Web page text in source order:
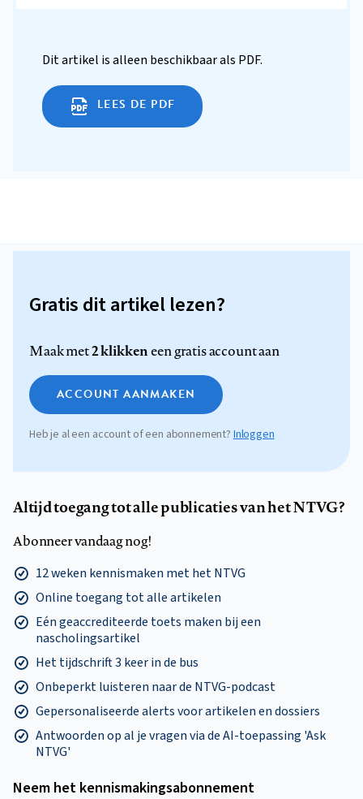
Dit artikel is alleen beschikbaar als PDF.
LEES DE PDF
Gratis dit artikel lezen?
Maak met2 klikkeneen gratis account aan
ACCOUNT AANMAKEN
Heb je al een account of een abonnement? Inloggen
Altijd toegang tot alle publicaties van het NTVG?
Abonneer vandaag nog!
12 weken kennismaken met het NTVG
Online toegang tot alle artikelen
Eén geaccrediteerde toets maken bij een
nascholingsartikel
Het tijdschrift 3 keer in de bus
Onbeperkt luisteren naar de NTVG-podcast
Gepersonaliseerde alerts voor artikelen en dossiers
Antwoorden op al je vragen via de AI-toepassing 'Ask
NTVG'
Neem het kennismakings­abonnement